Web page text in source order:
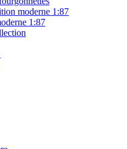
moderne 1:87
1:87